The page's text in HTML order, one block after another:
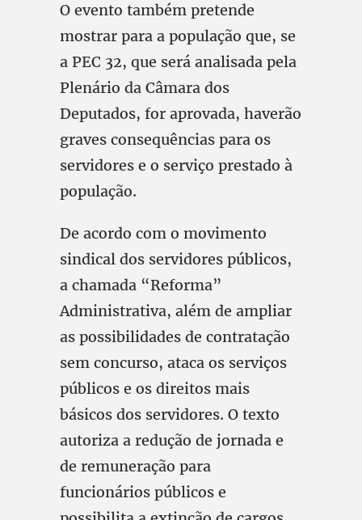
O evento também pretende
mostrar para a população que, se
a PEC 32, que será analisada pela
Plenário da Câmara dos
Deputados, for aprovada, haverão
graves consequências para os
servidores e o serviço prestado à
população.
De acordo com o movimento
sindical dos servidores públicos,
a chamada “Reforma”
Administrativa, além de ampliar
as possibilidades de contratação
sem concurso, ataca os serviços
públicos e os direitos mais
básicos dos servidores. O texto
autoriza a redução de jornada e
de remuneração para
funcionários públicos e